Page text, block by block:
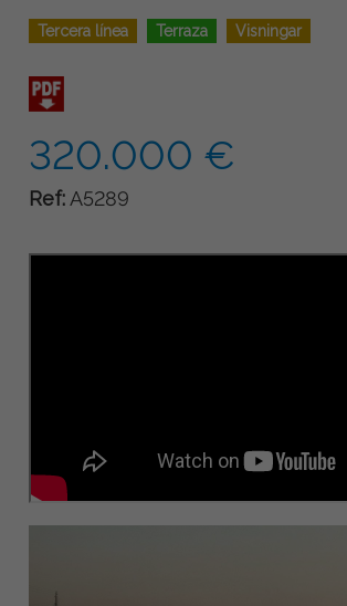
Tercera línea Terraza Visningar
320.000 €
Ref: A5289